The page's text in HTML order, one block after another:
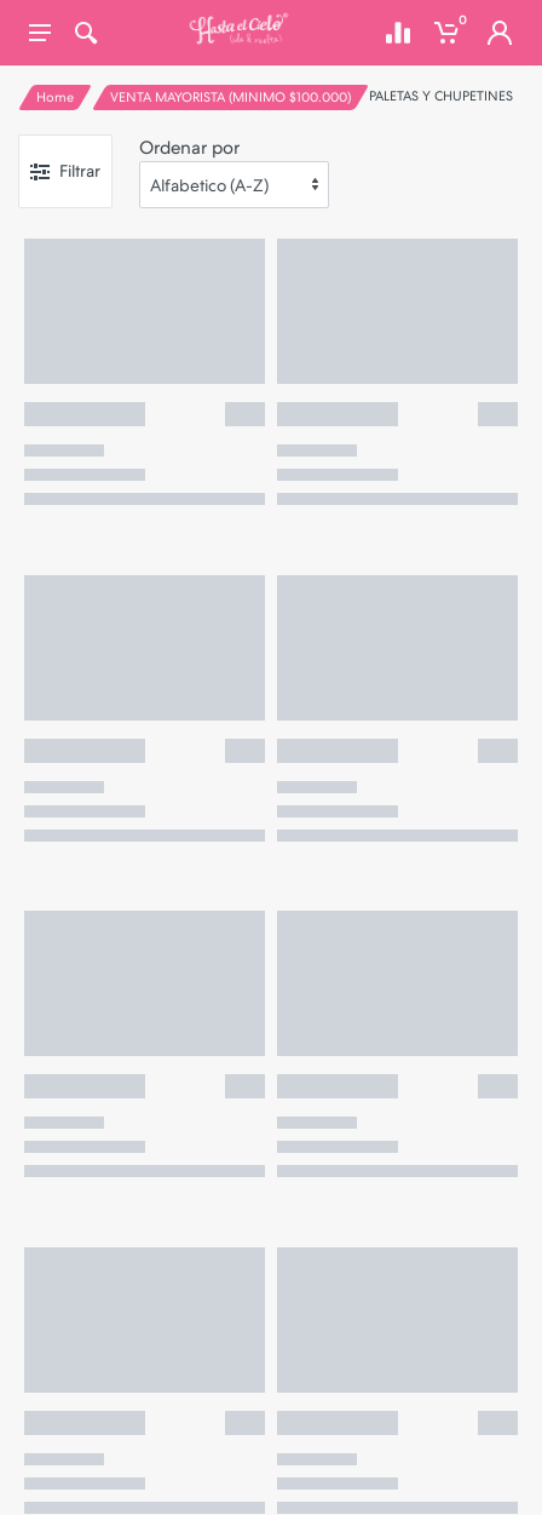
0
Home VENTA MAYORISTA (MINIMO $100.000) PALETAS Y CHUPETINES
Filtrar
Ordenar por